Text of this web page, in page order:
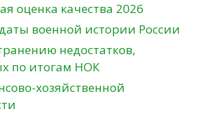
оценка качества 2026
военной истории России
недостатков,
по итогам НОК
хозяйственной